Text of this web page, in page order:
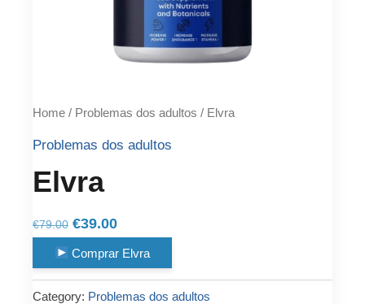
Home / Problemas dos adultos / Elvra
Problemas dos adultos
Elvra
€79.00 Original
price
was:
€79.00.
€39.00Current
price
is:
€39.00.
Comprar Elvra
Category: Problemas dos adultos